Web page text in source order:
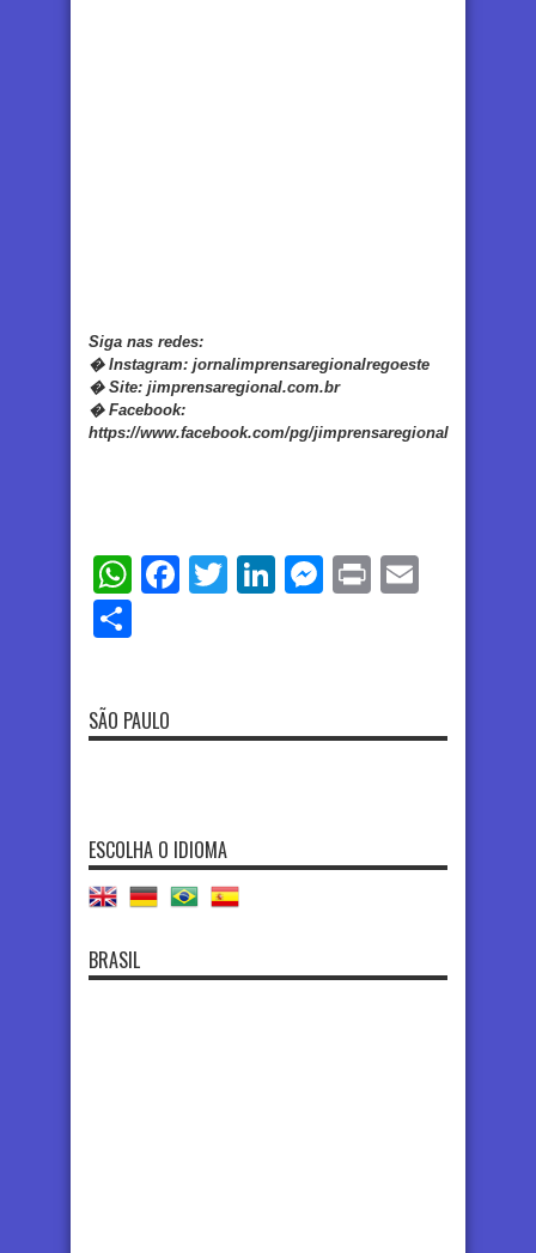
Siga nas redes:
�Instagram: jornalimprensaregionalregoeste
�Site: jimprensaregional.com.br
�Facebook:
https://www.facebook.com/pg/jimprensaregional
WhatsApp
Facebook
TwitterLinkedIn
Messenger
Print
SÃO PAULO
ESCOLHA O IDIOMA
BRASIL